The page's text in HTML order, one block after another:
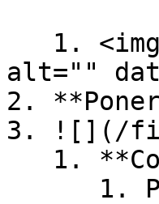
alt=""
2.
3. ![](/